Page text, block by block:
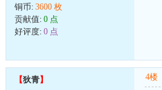
铜币: 3600 枚
贡献值: 0 点
好评度: 0 点
【狄青】 4楼